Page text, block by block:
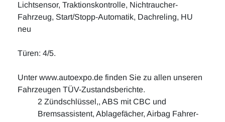
Lichtsensor, Traktionskontrolle, Nichtraucher-
Fahrzeug, Start/Stopp-Automatik, Dachreling, HU
neu
Türen: 4/5.
Unter www.autoexpo.de finden Sie zu allen unseren
Fahrzeugen TÜV-Zustandsberichte.
2 Zündschlüssel,, ABS mit CBC und
Bremsassistent, Ablagefächer, Airbag Fahrer-